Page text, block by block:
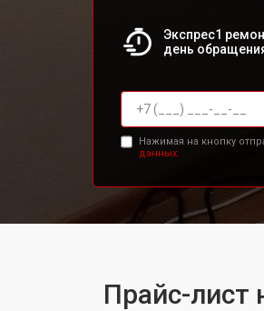
Экспрес1
день
Нажимая на кнопку
данных.
Прайс-лист